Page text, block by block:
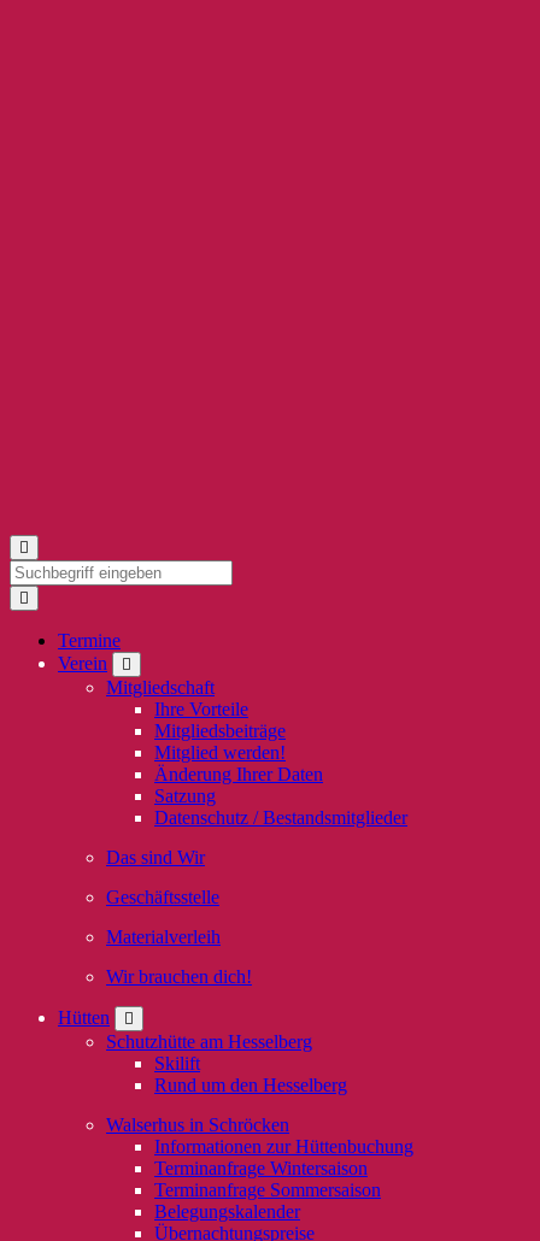
Termine
Verein
Mitgliedschaft
Ihre Vorteile
Mitgliedsbeiträge
Mitglied werden!
Änderung Ihrer Daten
Satzung
Datenschutz / Bestandsmitglieder
Das sind Wir
Geschäftsstelle
Materialverleih
Wir brauchen dich!
Hütten
Schutzhütte am Hesselberg
Skilift
Rund um den Hesselberg
Walserhus in Schröcken
Informationen zur Hüttenbuchung
Terminanfrage Wintersaison
Terminanfrage Sommersaison
Belegungskalender
Übernachtungspreise